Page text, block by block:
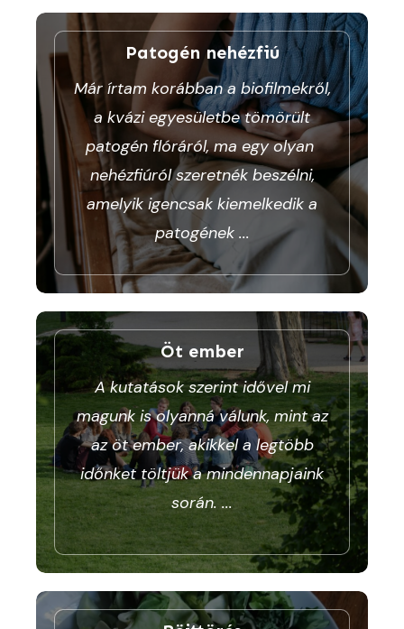
Patogén nehézfiú
Már írtam korábban a biofilmekről,
a kvázi egyesületbe tömörült
patogén flóráról, ma egy olyan
nehézfiúról szeretnék beszélni,
amelyik igencsak kiemelkedik a
patogének ...
Öt ember
A kutatások szerint idővel mi
magunk is olyanná válunk, mint az
az öt ember, akikkel a legtöbb
időnket töltjük a mindennapjaink
során....